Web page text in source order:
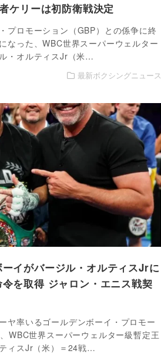
ケリーは初防衛戦決定
プロモーション（GBP）との係争に終
なった、WBC世界スーパーウェルター
・オルティスJr（米…
最新ボクシングニュース
イがバージル・オルティスJrに
を取得 ジャロン・エニス戦契
ヤ率いるゴールデンボーイ・プロモー
WBC世界スーパーウェルター級暫定王
ィスJr（米）＝24戦…